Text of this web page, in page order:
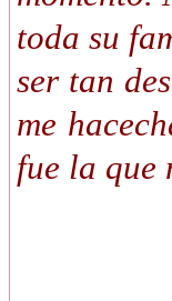
toda su
ser tan
me
fue la que